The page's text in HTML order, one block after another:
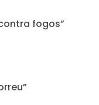
fogos”